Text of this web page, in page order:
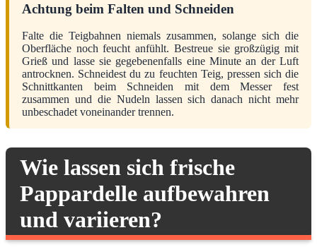
Achtung beim Falten und Schneiden
Falte die Teigbahnen niemals zusammen, solange sich die
Oberfläche noch feucht anfühlt. Bestreue sie großzügig mit
Grieß und lasse sie gegebenenfalls eine Minute an der Luft
antrocknen. Schneidest du zu feuchten Teig, pressen sich die
Schnittkanten beim Schneiden mit dem Messer fest
zusammen und die Nudeln lassen sich danach nicht mehr
unbeschadet voneinander trennen.
Wie lassen sich frische
Pappardelle aufbewahren
und variieren?